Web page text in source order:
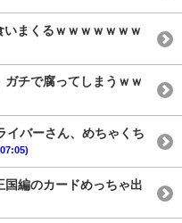
いまくるｗｗｗｗｗｗｗ
ガチで腐ってしまうｗｗ
イバーさん、めちゃくち
国編のカードめっちゃ出